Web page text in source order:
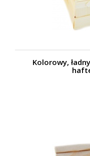
Kolorowy,